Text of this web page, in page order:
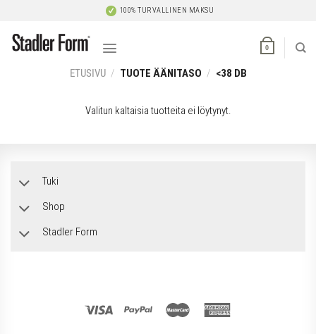
content
100% TURVALLINEN MAKSU
0
ETUSIVU / TUOTE ÄÄNITASO / <38 DB
Valitun kaltaisia tuotteita ei löytynyt.
Tuki
Shop
Stadler Form